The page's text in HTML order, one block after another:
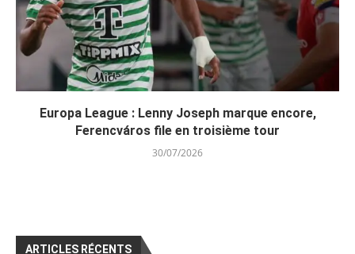
Europa League : Lenny Joseph marque encore,
Ferencváros file en troisième tour
30/07/2026
ARTICLES RÉCENTS